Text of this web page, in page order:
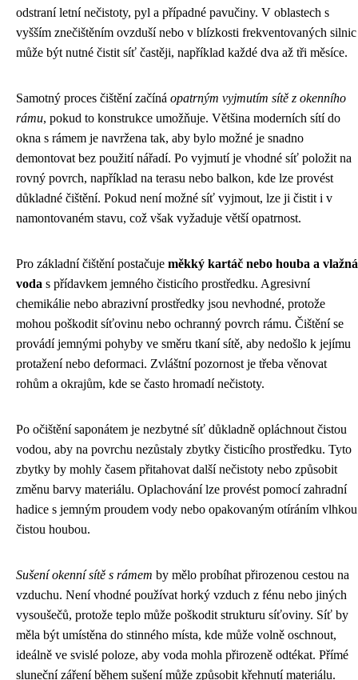
odstraní letní nečistoty, pyl a případné pavučiny. V oblastech s
vyšším znečištěním ovzduší nebo v blízkosti frekventovaných silnic
může být nutné čistit síť častěji, například každé dva až tři měsíce.
Samotný proces čištění začíná opatrným vyjmutím sítě z okenního
rámu, pokud to konstrukce umožňuje. Většina moderních sítí do
okna s rámem je navržena tak, aby bylo možné je snadno
demontovat bez použití nářadí. Po vyjmutí je vhodné síť položit na
rovný povrch, například na terasu nebo balkon, kde lze provést
důkladné čištění. Pokud není možné síť vyjmout, lze ji čistit i v
namontovaném stavu, což však vyžaduje větší opatrnost.
Pro základní čištění postačuje měkký kartáč nebo houba a vlažná
voda s přídavkem jemného čisticího prostředku. Agresivní
chemikálie nebo abrazivní prostředky jsou nevhodné, protože
mohou poškodit síťovinu nebo ochranný povrch rámu. Čištění se
provádí jemnými pohyby ve směru tkaní sítě, aby nedošlo k jejímu
protažení nebo deformaci. Zvláštní pozornost je třeba věnovat
rohům a okrajům, kde se často hromadí nečistoty.
Po očištění saponátem je nezbytné síť důkladně opláchnout čistou
vodou, aby na povrchu nezůstaly zbytky čisticího prostředku. Tyto
zbytky by mohly časem přitahovat další nečistoty nebo způsobit
změnu barvy materiálu. Oplachování lze provést pomocí zahradní
hadice s jemným proudem vody nebo opakovaným otíráním vlhkou
čistou houbou.
Sušení okenní sítě s rámem by mělo probíhat přirozenou cestou na
vzduchu. Není vhodné používat horký vzduch z fénu nebo jiných
vysoušečů, protože teplo může poškodit strukturu síťoviny. Síť by
měla být umístěna do stinného místa, kde může volně oschnout,
ideálně ve svislé poloze, aby voda mohla přirozeně odtékat. Přímé
sluneční záření během sušení může způsobit křehnutí materiálu.